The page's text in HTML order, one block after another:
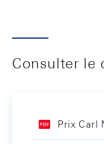
Consulter le
Prix Carl